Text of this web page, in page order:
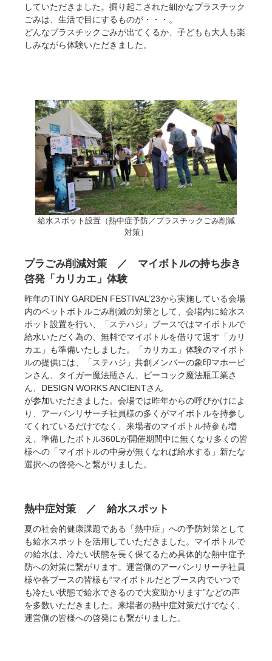
していただきました。掘り起こされた細かなプラスチック
ごみは、生活で目にするものが・・・。
どんなプラスチックごみが出てくるか、子どもも大人も楽
しみながら体験いただきました。
給水スポット設置（熱中症予防／プラスチックごみ削減
対策）
プラごみ削減対策 ／ マイボトルの持ち歩き
啓発「カリカエ」体験
昨年のTINY GARDEN FESTIVAL’23から実施している会場
内のペットボトルごみ削減の対策として、会場内に給水ス
ポット設置を行い、「ステハジ」ブースではマイボトルで
給水いただく為の、無料でマイボトルを借りて返す「カリ
カエ」も準備いたしました。「カリカエ」体験のマイボト
ルの提供には、「ステハジ」共創メンバーの象印マホービ
ンさん、タイガー魔法瓶さん、ピーコック魔法瓶工業さ
ん、DESIGN WORKS ANCIENTさん
が参加いただきました。会場では昨年からの呼びかけによ
り、アーバンリサーチ社員様の多くがマイボトルを持参し
てくれているだけでなく、来場者のマイボトル持参も増
え、準備したボトル360Lが開催期間中に無くなり多くの皆
様への「マイボトルの中身が無くなれば給水する」新たな
選択への啓発へと繋がりました。
熱中症対策 ／ 給水スポット
夏の社会的健康課題である「熱中症」への予防対策として
も給水スポットを活用していただきました。マイボトルで
の給水は、冷たい状態を長く保てるため具体的な熱中症予
防への対策に繋がります。運営側のアーバンリサーチ社員
様や各ブースの皆様も“マイボトルだとブース内でいつで
も冷たい状態で給水できるので大変助かります”などの声
を多数いただきました。来場者の熱中症対策だけでなく、
運営側の皆様への啓発にも繋がりました。